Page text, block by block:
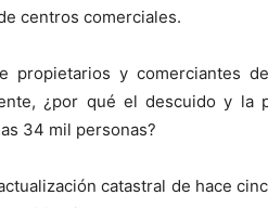
centros comerciales.
propietarios y comerciantes
¿por qué el descuido y la
34 mil personas?
catastral de hace